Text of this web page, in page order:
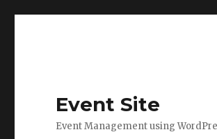
Event Site
Event Management using